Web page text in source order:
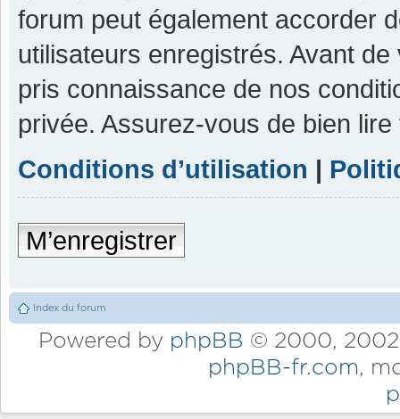
forum peut également accorder
utilisateurs enregistrés. Avant
pris connaissance de nos
privée. Assurez-vous de bien
Conditions d’utilisation |
M’enregistrer
Index du forum
Powered by phpBB © 2000,
phpBB-fr.com,